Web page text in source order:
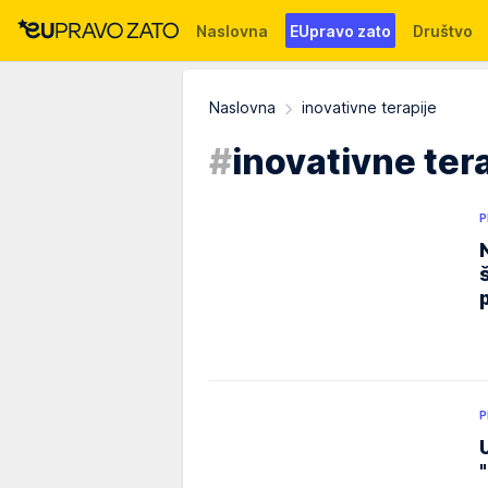
Naslovna EUpravo zato Društvo
Naslovna
inovativne terapije
#inovativne